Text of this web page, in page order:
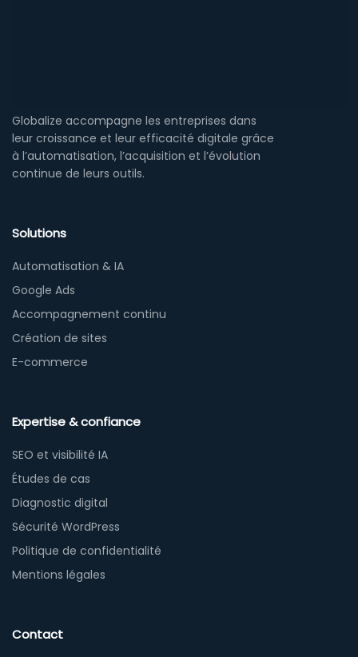
Globalize accompagne les entreprises dans
leur croissance et leur efficacité digitale grâce
à l’automatisation, l’acquisition et l’évolution
continue de leurs outils.
Solutions
Automatisation & IA
Google Ads
Accompagnement continu
Création de sites
E-commerce
Expertise & confiance
SEO et visibilité IA
Études de cas
Diagnostic digital
Sécurité WordPress
Politique de confidentialité
Mentions légales
Contact